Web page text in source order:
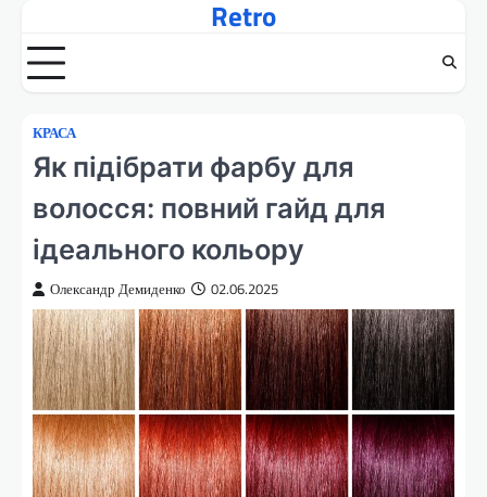
вмісту
Retro
КРАСА
Як підібрати фарбу для
волосся: повний гайд для
ідеального кольору
Олександр Демиденко 02.06.2025